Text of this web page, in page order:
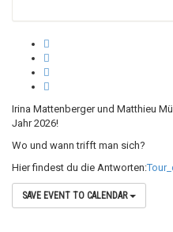
Irina Mattenberger und Matthieu
Jahr 2026!
Wo und wann trifft man sich?
Hier findest du die Antworten:
SAVE EVENT TO CALENDAR